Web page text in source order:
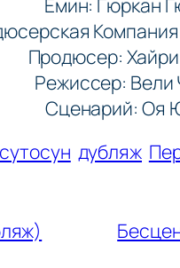
Емин: Гюркан
Продюсер:
Режиссер: Вели
Сценарий: Оя
дубляж